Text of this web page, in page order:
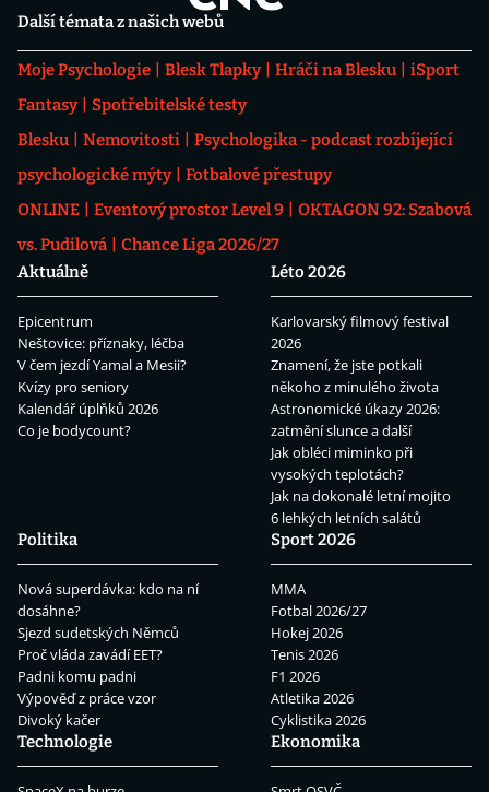
Další témata z našich webů
Moje Psychologie Blesk Tlapky Hráči na Blesku
iSport
Fantasy
Spotřebitelské testy
Blesku
Nemovitosti
Psychologika - podcast rozbíjející
psychologické mýty
Fotbalové přestupy
ONLINE
Eventový prostor Level 9
OKTAGON 92: Szabová
vs. Pudilová
Chance Liga 2026/27
Aktuálně
Epicentrum
Neštovice: příznaky, léčba
V čem jezdí Yamal a Mesii?
Kvízy pro seniory
Kalendář úplňků 2026
Co je bodycount?
Léto 2026
Karlovarský filmový festival
2026
Znamení, že jste potkali
někoho z minulého života
Astronomické úkazy 2026:
zatmění slunce a další
Jak obléci miminko při
vysokých teplotách?
Jak na dokonalé letní mojito
6 lehkých letních salátů
Politika
Nová superdávka: kdo na ní
dosáhne?
Sjezd sudetských Němců
Proč vláda zavádí EET?
Padni komu padni
Výpověď z práce vzor
Divoký kačer
Sport 2026
MMA
Fotbal 2026/27
Hokej 2026
Tenis 2026
F1 2026
Atletika 2026
Cyklistika 2026
Technologie
Ekonomika